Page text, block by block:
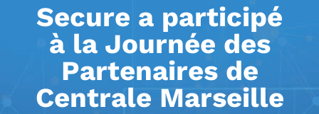
Secure a participé
à la Journée des
Partenaires de
Centrale Marseille